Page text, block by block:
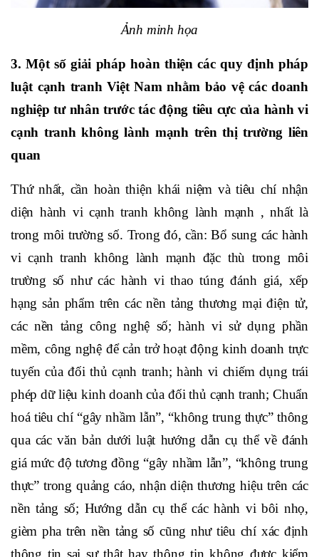
Ảnh minh họa
3. Một số giải pháp hoàn thiện các quy định pháp
luật cạnh tranh Việt Nam nhằm bảo vệ các doanh
nghiệp tư nhân trước tác động tiêu cực của hành vi
cạnh tranh không lành mạnh trên thị trường liên
quan
Thứ nhất, cần hoàn thiện khái niệm và tiêu chí nhận
diện hành vi cạnh tranh không lành mạnh , nhất là
trong môi trường số. Trong đó, cần:Bổ sung các hành
vi cạnh tranh không lành mạnh đặc thù trong môi
trường số như các hành vi thao túng đánh giá, xếp
hạng sản phẩm trên các nền tảng thương mại điện tử,
các nền tảng công nghệ số; hành vi sử dụng phần
mềm, công nghệ để cản trở hoạt động kinh doanh trực
tuyến của đối thủ cạnh tranh; hành vi chiếm dụng trái
phép dữ liệu kinh doanh của đối thủ cạnh tranh; Chuẩn
hoá tiêu chí “gây nhầm lẫn”, “không trung thực” thông
qua các văn bản dưới luật hướng dẫn cụ thể về đánh
giá mức độ tương đồng “gây nhầm lẫn”, “không trung
thực” trong quảng cáo, nhận diện thương hiệu trên các
nền tảng số; Hướng dẫn cụ thể các hành vi bôi nhọ,
gièm pha trên nền tảng số cũng như tiêu chí xác định